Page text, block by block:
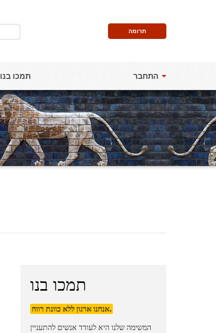
תרומה
תמכו בנו התחבר
תמכו בנו
אנחנו ארגון ללא כוונת רווח.
המשימה שלנו היא לעודד אנשים להתעניין